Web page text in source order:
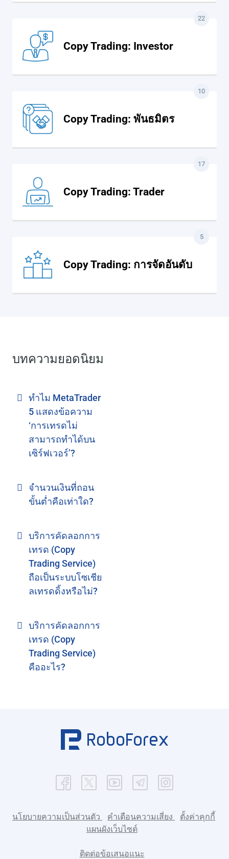
Copy Trading: Investor
22
Copy Trading: พันธมิตร
10
Copy Trading: Trader
17
Copy Trading: การจัดอันดับ
5
บทความยอดนิยม
ทำไม MetaTrader
5 แสดงข้อความ
‘การเทรดไม่
สามารถทำได้บน
เซิร์ฟเวอร์’?
จำนวนเงินที่ถอน
ขั้นต่ำคือเท่าใด?
บริการคัดลอกการ
เทรด (Copy
Trading Service)
ถือเป็นระบบโซเชีย
ลเทรดดิ้งหรือไม่?
บริการคัดลอกการ
เทรด (Copy
Trading Service)
คืออะไร?
นโยบายความเป็นส่วนตัว คำเตือนความเสี่ยง
ตั้งค่าคุกกี้
แผนผังเว็บไซต์
ติดต่อข้อเสนอแนะ